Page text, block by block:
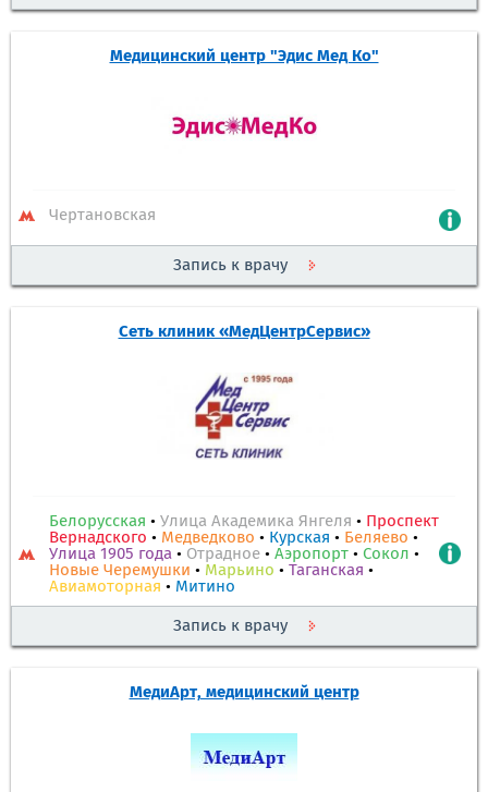
Медицинский центр "Эдис Мед Ко"
Чертановская
Запись к врачу
Сеть клиник «МедЦентрСервис»
Белорусская • Улица Академика Янгеля • Проспект
Вернадского • Медведково • Курская • Беляево •
Улица 1905 года • Отрадное • Аэропорт • Сокол •
Новые Черемушки • Марьино • Таганская •
Авиамоторная • Митино
Запись к врачу
МедиАрт, медицинский центр